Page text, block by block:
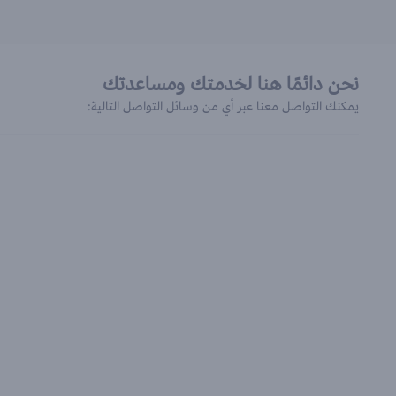
نحن دائمًا هنا لخدمتك ومساعدتك
يمكنك التواصل معنا عبر أي من وسائل التواصل التالية: